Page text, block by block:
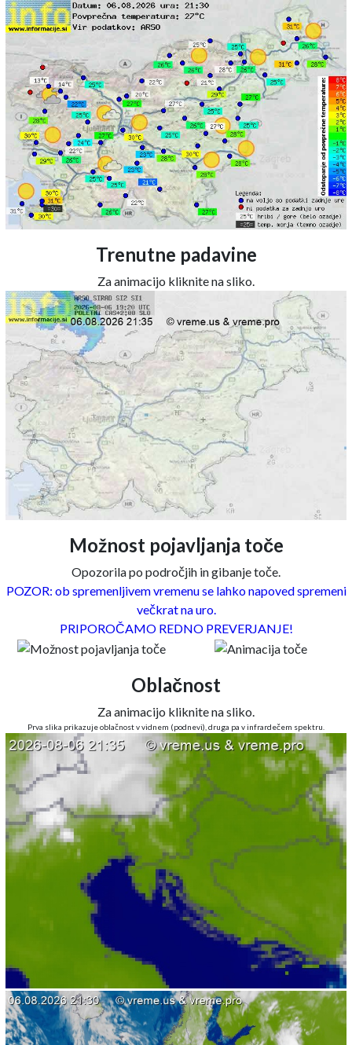
Trenutne padavine
Za animacijo kliknite na sliko.
Možnost pojavljanja toče
Opozorila po področjih in gibanje toče.
POZOR: ob spremenljivem vremenu se lahko napoved spremeni
večkrat na uro.
PRIPOROČAMO REDNO PREVERJANJE!
Oblačnost
Za animacijo kliknite na sliko.
Prva slika prikazuje oblačnost v vidnem (podnevi), druga pa v infrardečem spektru.